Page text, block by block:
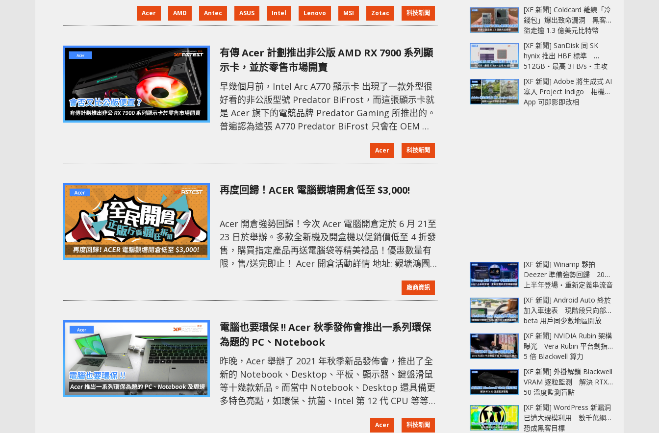
相當於入門級桌面電腦，但 AMD 的這款新 APU 預計將
改變這一局面。在 IFA 2024 展會上，多家硬件製造商已
7，該機將
Acer AMD Antec ASUS Intel Lenovo MSI Zotac 科技新聞
有傳 Acer 計劃推出非公版 AMD RX 7900 系列顯
示卡，並於零售市場開賣
早幾個月前，Intel Arc A770 顯示卡 出現了一款外型很
好看的非公版型號 Predator BiFrost，而這張顯示卡就
是 Acer 旗下的電競品牌 Predator Gaming 所推出的。
普遍認為這張 A770 Predator BiFrost 只會在 OEM 廠
Gaming 亦傳出了有新計劃，據消息來源表示 Acer 似乎
Acer 科技新聞
再度回歸！ACER 電腦觀塘開倉低至 $3,000!
Acer 開倉強勢回歸！今次 Acer 電腦開倉定於 6 月 21至
23 日於舉辦。多款全新機及開盒機以促銷價低至 4 折發
售，購買指定產品再送電腦袋等精美禮品！優惠數量有
限，售/送完即止！ Acer 開倉活動詳情 地址: 觀塘鴻圖
(限量 1件)： 型號 開倉價 建議零售價 優惠額
廠商資訊
電腦也要環保 !! Acer 秋季發佈會推出一系列環保
為題的 PC、Notebook
昨晚，Acer 舉辦了 2021 年秋季新品發佈會，推出了全
新的 Notebook、Desktop、平板、顯示器、鍵盤滑鼠
等十幾款新品。而當中 Notebook、Desktop 還具備更
多特色亮點，如環保、抗菌、Intel 第 12 代 CPU 等等。
環保產品系列。當中的 Aspire Vero Notebook，全機
Acer 科技新聞
[XF 新聞] Coldcard 離線「冷
錢包」爆出致命漏洞 黑客已
盜走逾 1.3 億美元比特幣
[XF 新聞] SanDisk 同 SK
hynix 推出 HBF 標準
512GB‧最高 3TB/s‧主攻
AI 記憶體
[XF 新聞] Adobe 將生成式 AI
塞入 Project Indigo 相機
App 可即影即改相
[XF 新聞] Winamp 夥拍
Deezer 準備強勢回歸 2027
上半年登場‧重新定義串流音
樂播放器
[XF 新聞] Android Auto 終於
加入車速表 現階段只向部分
beta 用戶同少數地區開放
[XF 新聞] NVIDIA Rubin 架構
曝光 Vera Rubin 平台劍指
5 倍 Blackwell 算力
[XF 新聞] 外掛解鎖 Blackwell
VRAM 逐粒監測 解決 RTX
50 溫度監測盲點
[XF 新聞] WordPress 新漏洞
已遭大規模利用 數千萬網站
恐成黑客目標